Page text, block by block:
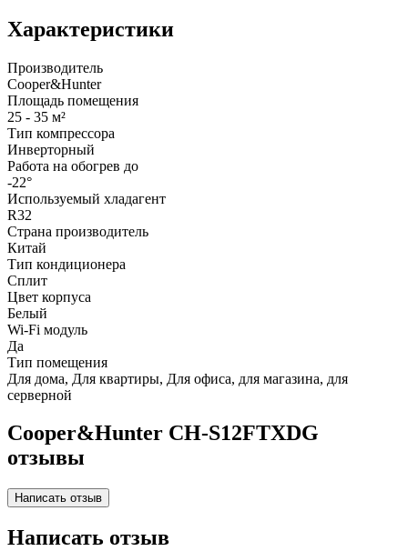
Характеристики
Производитель
Cooper&Hunter
Площадь помещения
25 - 35 м²
Тип компрессора
Инверторный
Работа на обогрев до
-22°
Используемый хладагент
R32
Страна производитель
Китай
Тип кондиционера
Сплит
Цвет корпуса
Белый
Wi-Fi модуль
Да
Тип помещения
Для дома, Для квартиры, Для офиса, для магазина, для
серверной
Cooper&Hunter CH-S12FTXDG
отзывы
Написать отзыв